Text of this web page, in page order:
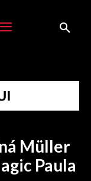
Müller
Paula